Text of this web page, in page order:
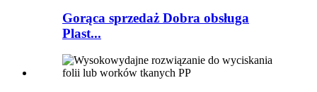
Gorąca sprzedaż Dobra obsługa
Plast...